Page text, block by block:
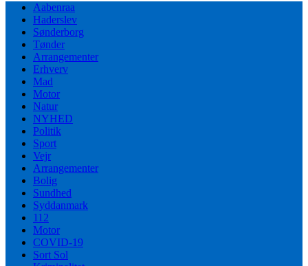
Aabenraa
Haderslev
Sønderborg
Tønder
Arrangementer
Erhverv
Mad
Motor
Natur
NYHED
Politik
Sport
Vejr
Arrangementer
Bolig
Sundhed
Syddanmark
112
Motor
COVID-19
Sort Sol